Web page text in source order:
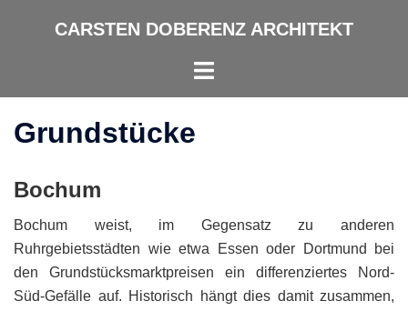
CARSTEN DOBERENZ ARCHITEKT
Menü
Grundstücke
Bochum
Bochum weist, im Gegensatz zu anderen
Ruhrgebietsstädten wie etwa Essen oder Dortmund bei
den Grundstücksmarktpreisen ein differenziertes Nord-
Süd-Gefälle auf. Historisch hängt dies damit zusammen,